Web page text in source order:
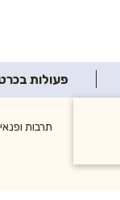
פעולות
תרבות ופנאי